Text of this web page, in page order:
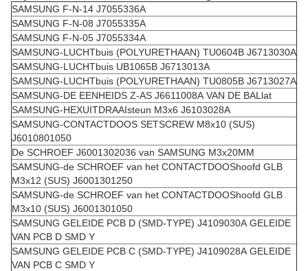
SAMSUNG F-N-14 J7055336A
SAMSUNG F-N-08 J7055335A
SAMSUNG F-N-05 J7055334A
SAMSUNG-LUCHTbuis (POLYURETHAAN) TU0604B J6713030A
SAMSUNG-LUCHTbuis UB1065B J6713013A
SAMSUNG-LUCHTbuis (POLYURETHAAN) TU0805B J6713027A
SAMSUNG-DE EENHEIDS Z-AS J6611008A VAN DE BALlat
SAMSUNG-HEXUITDRAAIsteun M3x6 J6103028A
SAMSUNG-CONTACTDOOS SETSCREW M8x10 (SUS)
J6010801050
De SCHROEF J6001302036 van SAMSUNG M3x20MM
SAMSUNG-de SCHROEF van het CONTACTDOOShoofd GLB
M3x12 (SUS) J6001301250
SAMSUNG-de SCHROEF van het CONTACTDOOShoofd GLB
M3x10 (SUS) J6001301050
SAMSUNG GELEIDE PCB D (SMD-TYPE) J4109030A GELEIDE
VAN PCB D SMD Y
SAMSUNG GELEIDE PCB C (SMD-TYPE) J4109028A GELEIDE
VAN PCB C SMD Y